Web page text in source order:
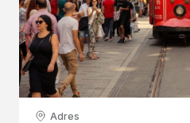
Adres